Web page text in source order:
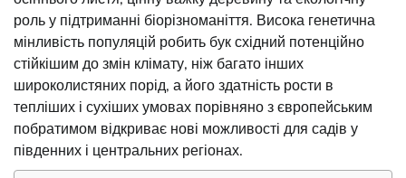
роль у підтриманні біорізноманіття. Висока генетична
мінливість популяцій робить бук східний потенційно
стійкішим до змін клімату, ніж багато інших
широколистяних порід, а його здатність рости в
тепліших і сухіших умовах порівняно з європейським
побратимом відкриває нові можливості для садів у
південних і центральних регіонах.